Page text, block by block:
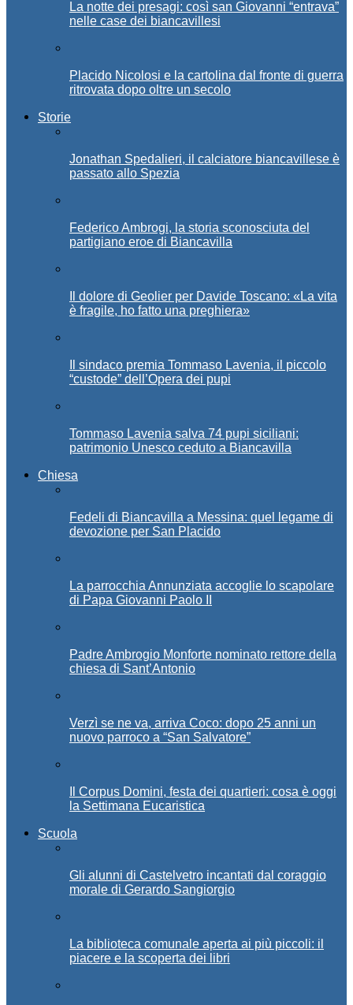
La notte dei presagi: così san Giovanni “entrava”
nelle case dei biancavillesi
Placido Nicolosi e la cartolina dal fronte di guerra
ritrovata dopo oltre un secolo
Storie
Jonathan Spedalieri, il calciatore biancavillese è
passato allo Spezia
Federico Ambrogi, la storia sconosciuta del
partigiano eroe di Biancavilla
Il dolore di Geolier per Davide Toscano: «La vita
è fragile, ho fatto una preghiera»
Il sindaco premia Tommaso Lavenia, il piccolo
“custode” dell’Opera dei pupi
Tommaso Lavenia salva 74 pupi siciliani:
patrimonio Unesco ceduto a Biancavilla
Chiesa
Fedeli di Biancavilla a Messina: quel legame di
devozione per San Placido
La parrocchia Annunziata accoglie lo scapolare
di Papa Giovanni Paolo II
Padre Ambrogio Monforte nominato rettore della
chiesa di Sant’Antonio
Verzì se ne va, arriva Coco: dopo 25 anni un
nuovo parroco a “San Salvatore”
Il Corpus Domini, festa dei quartieri: cosa è oggi
la Settimana Eucaristica
Scuola
Gli alunni di Castelvetro incantati dal coraggio
morale di Gerardo Sangiorgio
La biblioteca comunale aperta ai più piccoli: il
piacere e la scoperta dei libri